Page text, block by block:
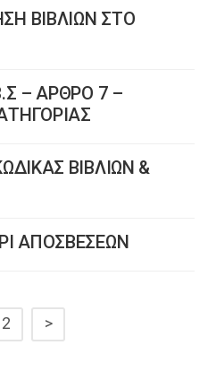
ΒΙΒΛΙΩΝ ΣΤΟ
– ΑΡΘΡΟ 7 –
ΒΙΒΛΙΩΝ &
ΑΠΟΣΒΕΣΕΩΝ
2 >